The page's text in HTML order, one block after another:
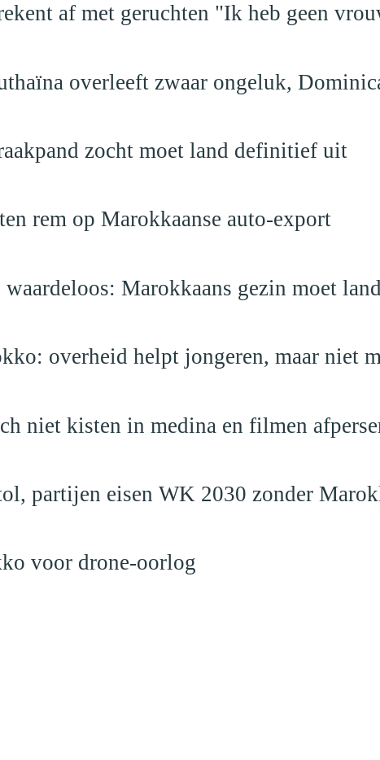
af met geruchten "Ik heb geen
overleeft zwaar ongeluk,
zocht moet land definitief uit
rem op Marokkaanse auto-export
waardeloos: Marokkaans gezin moet
overheid helpt jongeren, maar niet
niet kisten in medina en filmen
partijen eisen WK 2030 zonder
voor drone-oorlog